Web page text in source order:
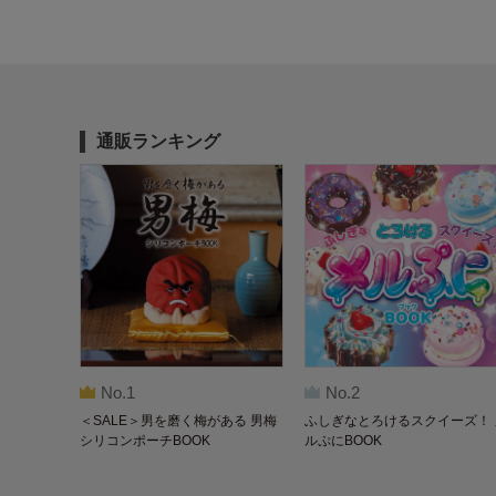
通販ランキング
No.1
＜SALE＞男を磨く梅がある 男梅
シリコンポーチBOOK
No.2
ふしぎなとろけるスクイーズ！
ルぷにBOOK